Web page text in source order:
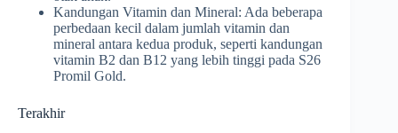
Kandungan Vitamin dan Mineral: Ada beberapa
perbedaan kecil dalam jumlah vitamin dan
mineral antara kedua produk, seperti kandungan
vitamin B2 dan B12 yang lebih tinggi pada S26
Promil Gold.
Terakhir